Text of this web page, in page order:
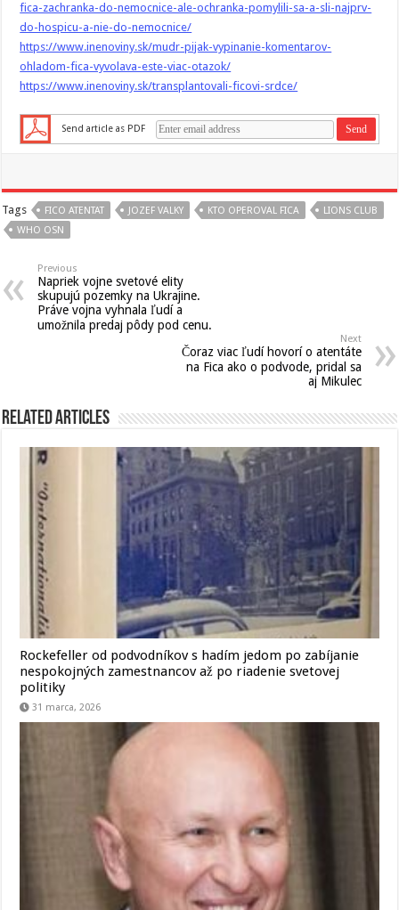
fica-zachranka-do-nemocnice-ale-ochranka-pomylili-sa-a-sli-najprv-
do-hospicu-a-nie-do-nemocnice/
https://www.inenoviny.sk/mudr-pijak-vypinanie-komentarov-
ohladom-fica-vyvolava-este-viac-otazok/
https://www.inenoviny.sk/transplantovali-ficovi-srdce/
Send article as PDF
Tags FICO ATENTAT JOZEF VALKY KTO OPEROVAL FICA
LIONS CLUB
WHO OSN
Previous
Napriek vojne svetové elity
skupujú pozemky na Ukrajine.
Práve vojna vyhnala ľudí a
umožnila predaj pôdy pod cenu.
Next
Čoraz viac ľudí hovorí o atentáte
na Fica ako o podvode, pridal sa
aj Mikulec
Related Articles
Rockefeller od podvodníkov s hadím jedom po zabíjanie
nespokojných zamestnancov až po riadenie svetovej
politiky
31 marca, 2026